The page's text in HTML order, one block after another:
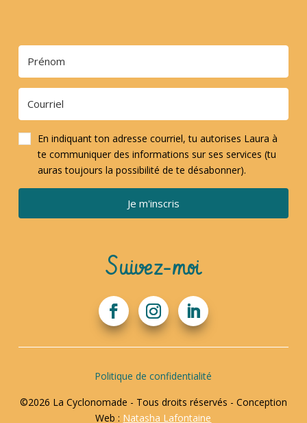
En indiquant ton adresse courriel, tu autorises Laura à
te communiquer des informations sur ses services (tu
auras toujours la possibilité de te désabonner).
Je m'inscris
Suivez-moi
Politique de confidentialité
©2026 La Cyclonomade - Tous droits réservés - Conception
Web : Natasha Lafontaine